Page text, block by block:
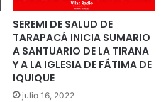
SEREMI DE SALUD DE
TARAPACÁ INICIA SUMARIO
A SANTUARIO DE LA TIRANA
Y A LA IGLESIA DE FÁTIMA DE
IQUIQUE
julio 16, 2022